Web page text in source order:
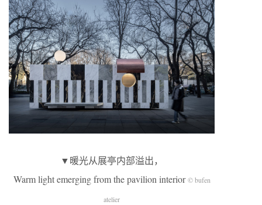
▼暖光从展亭内部溢出，
Warm light emerging from the pavilion interior© bufen
atelier